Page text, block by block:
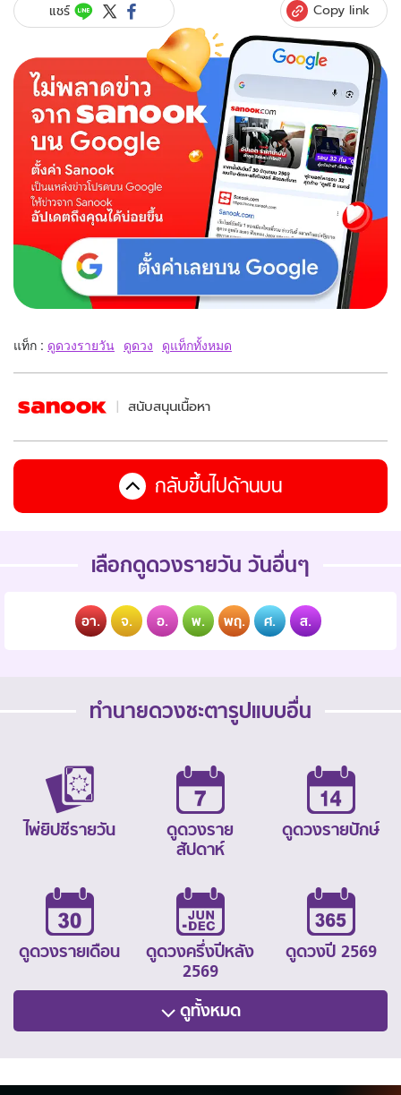
แชร์ Copy link
แท็ก : ดูดวงรายวัน ดูดวง ดูแท็กทั้งหมด
สนับสนุนเนื้อหา
กลับขึ้นไปด้านบน
เลือกดูดวงรายวัน วันอื่นๆ
อา. จ. อ. พ. พฤ. ศ. ส.
ทำนายดวงชะตารูปแบบอื่น
ไพ่ยิปซีรายวัน
ดูดวงราย
สัปดาห์
ดูดวงรายปักษ์
ดูดวงรายเดือน
ดูดวงครึ่งปีหลัง
2569
ดูดวงปี 2569
ดูทั้งหมด